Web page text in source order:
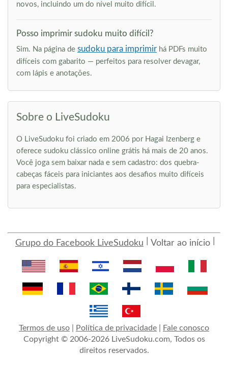
novos, incluindo um do nível muito difícil.
Posso imprimir sudoku muito difícil?
Sim. Na página de sudoku para imprimir há PDFs muito
difíceis com gabarito — perfeitos para resolver devagar,
com lápis e anotações.
Sobre o LiveSudoku
O LiveSudoku foi criado em 2006 por Hagai Izenberg e
oferece sudoku clássico online grátis há mais de 20 anos.
Você joga sem baixar nada e sem cadastro: dos quebra-
cabeças fáceis para iniciantes aos desafios muito difíceis
para especialistas.
Grupo do Facebook LiveSudoku Voltar ao início
Termos de uso Política de privacidade
Fale conosco
Copyright © 2006-2026 LiveSudoku.com, Todos os
direitos reservados.